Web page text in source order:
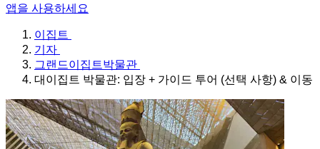
앱을 사용하세요
이집트
기자
그랜드이집트박물관
대이집트 박물관: 입장 + 가이드 투어 (선택 사항) & 이동